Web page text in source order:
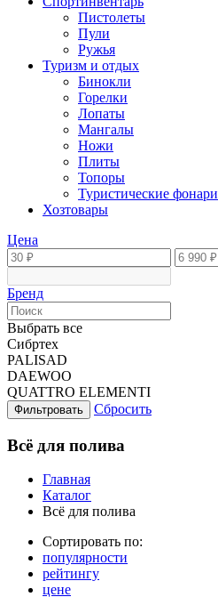
Пистолеты
Пули
Ружья
Туризм и отдых
Бинокли
Горелки
Лопаты
Мангалы
Ножи
Плиты
Топоры
Туристические фонари
Хозтовары
Цена
Бренд
Выбрать все
Сибртех
PALISAD
DAEWOO
QUATTRO ELEMENTI
Фильтровать Сбросить
Всё для полива
Главная
Каталог
Всё для полива
Сортировать по:
популярности
рейтингу
цене